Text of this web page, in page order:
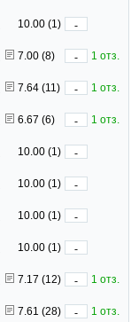
10.00 (1)
-
7.00 (8) -
1 отз.
7.64 (11) -
1 отз.
6.67 (6) -
1 отз.
10.00 (1)
-
10.00 (1)
-
10.00 (1)
-
10.00 (1)
-
7.17 (12) -
1 отз.
7.61 (28) -
1 отз.